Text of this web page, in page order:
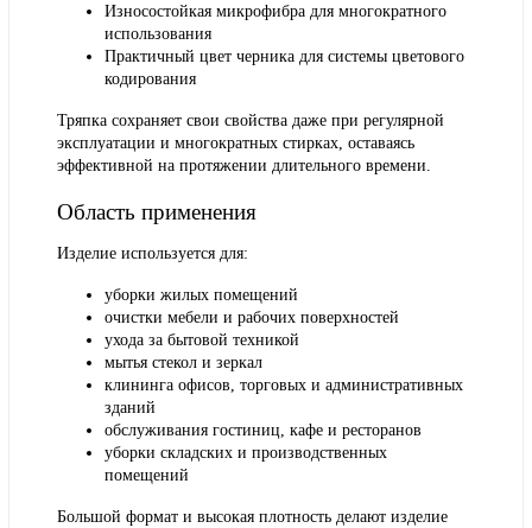
Износостойкая микрофибра для многократного
использования
Практичный цвет черника для системы цветового
кодирования
Тряпка сохраняет свои свойства даже при регулярной
эксплуатации и многократных стирках, оставаясь
эффективной на протяжении длительного времени.
Область применения
Изделие используется для:
уборки жилых помещений
очистки мебели и рабочих поверхностей
ухода за бытовой техникой
мытья стекол и зеркал
клининга офисов, торговых и административных
зданий
обслуживания гостиниц, кафе и ресторанов
уборки складских и производственных
помещений
Большой формат и высокая плотность делают изделие